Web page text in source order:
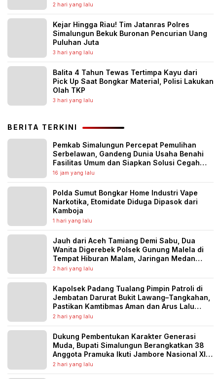
2 hari yang lalu
Kejar Hingga Riau! Tim Jatanras Polres
Simalungun Bekuk Buronan Pencurian Uang
Puluhan Juta
3 hari yang lalu
Balita 4 Tahun Tewas Tertimpa Kayu dari
Pick Up Saat Bongkar Material, Polisi Lakukan
Olah TKP
3 hari yang lalu
BERITA TERKINI
Pemkab Simalungun Percepat Pemulihan
Serbelawan, Gandeng Dunia Usaha Benahi
Fasilitas Umum dan Siapkan Solusi Cegah
Banjir Berulang
16 jam yang lalu
Polda Sumut Bongkar Home Industri Vape
Narkotika, Etomidate Diduga Dipasok dari
Kamboja
1 hari yang lalu
Jauh dari Aceh Tamiang Demi Sabu, Dua
Wanita Digerebek Polsek Gunung Malela di
Tempat Hiburan Malam, Jaringan Medan
Diburu
2 hari yang lalu
Kapolsek Padang Tualang Pimpin Patroli di
Jembatan Darurat Bukit Lawang–Tangkahan,
Pastikan Kamtibmas Aman dan Arus Lalu
Lintas Lancar
2 hari yang lalu
Dukung Pembentukan Karakter Generasi
Muda, Bupati Simalungun Berangkatkan 38
Anggota Pramuka Ikuti Jambore Nasional XII
Tahun 2026
2 hari yang lalu